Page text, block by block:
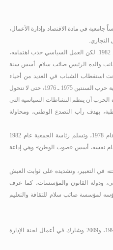
دروساً جامعية في مادة الاقتصاد وإدارة الأعمال،
. لكن العمل السياسي جذب اهتمامه،
والده الرئيس صائب سلام. أسس سنة
استقطاب الشباب في العديد من أحياء
بيروت، لكنه ما لبث أن جمّد عملها في بداية حرب السنتين 1975 ـ 1976، حتى لا تتحول
أن ينظم النشاطات السياسية التي
بهدف رأب التصدع الوطني، ومحاولة
انضم إلى مجلس أمناء جمعية المقاصد عام 1978، وتسلم رئاسة الجمعية عام 1982
حتى عام 2000 وفي العام نفسه، أسس «صوت الوطن» وهي إذاعة
في التعبير، وتشديده على ثوابت العيش
ودولة القانون والمؤسسات، كما عرف
لمؤسسة صائب سلام للثقافة والتعليم
1996، و2009 وشارك في أعمال لجنة الإدارة